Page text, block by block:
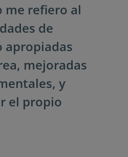
me refiero al
de
apropiadas
mejoradas
y
el propio